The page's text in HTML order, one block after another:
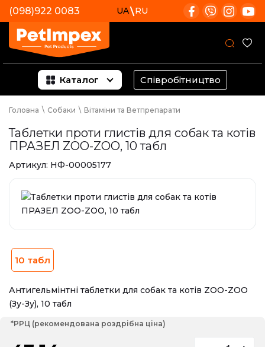
(098)922 0083 UA RU
Каталог Співробітництво
Головна \ Собаки \ Вітаміни та Ветпрепарати
Таблетки проти глистів для собак та котів
ПРАЗЕЛ ZOO-ZOO, 10 табл
Артикул: НФ-00005177
10 табл
Антигельмінтні таблетки для собак та котів ZOO-ZOO
(Зу-Зу), 10 табл
*РРЦ (рекомендована роздрібна ціна)